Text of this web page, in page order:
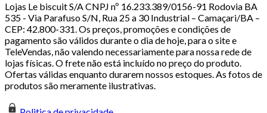
Lojas Le biscuit S/A CNPJ nº 16.233.389/0156-91 Rodovia BA
535 - Via Parafuso S/N, Rua 25 a 30 Industrial – Camaçari/BA –
CEP: 42.800-331. Os preços, promoções e condições de
pagamento são válidos durante o dia de hoje, para o site e
TeleVendas, não valendo necessariamente para nossa rede de
lojas físicas. O frete não está incluído no preço do produto.
Ofertas válidas enquanto durarem nossos estoques. As fotos de
produtos são meramente ilustrativas.